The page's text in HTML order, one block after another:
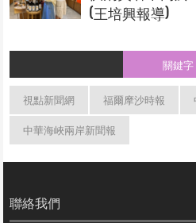
(王培興報導)
關鍵字
視點新聞網 福爾摩沙時報
中華海峽兩岸新聞報
聯絡我們